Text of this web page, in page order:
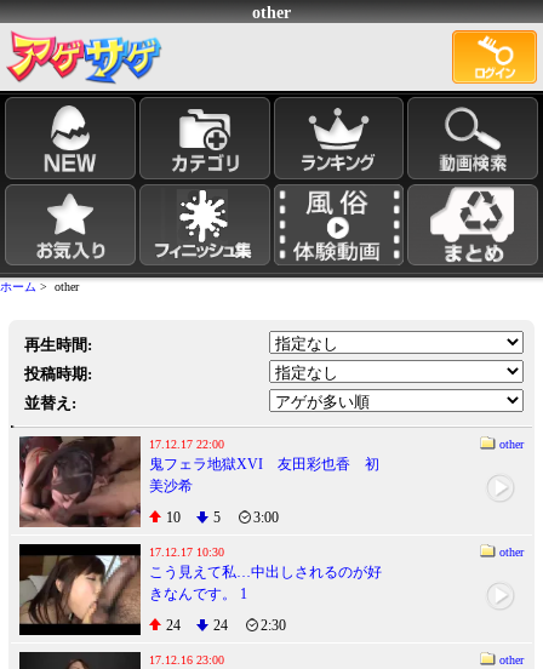
other
ホーム > other
再生時間:
投稿時期:
並替え:
17.12.17 22:00 other
鬼フェラ地獄XVI 友田彩也香 初
美沙希
10
5 3:00
17.12.17 10:30 other
こう見えて私…中出しされるのが好
きなんです。 1
24
24 2:30
17.12.16 23:00 other